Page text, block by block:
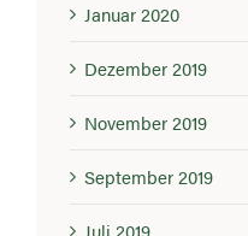
Januar 2020
Dezember 2019
November 2019
September 2019
Juli 2019